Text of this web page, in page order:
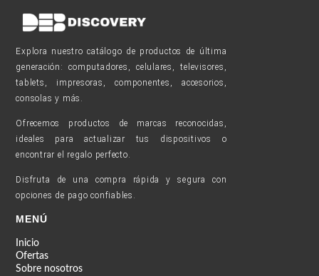
Explora nuestro catálogo de productos de última
generación: computadores, celulares, televisores,
tablets, impresoras, componentes, accesorios,
consolas y más.
Ofrecemos productos de marcas reconocidas,
ideales para actualizar tus dispositivos o
encontrar el regalo perfecto.
Disfruta de una compra rápida y segura con
opciones de pago confiables.
MENÚ
Inicio
Ofertas
Sobre nosotros